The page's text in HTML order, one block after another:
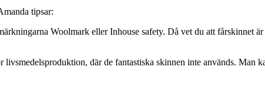
tipsar:
Woolmark eller Inhouse safety. Då vet du att fårskinnet
där de fantastiska skinnen inte används. Man